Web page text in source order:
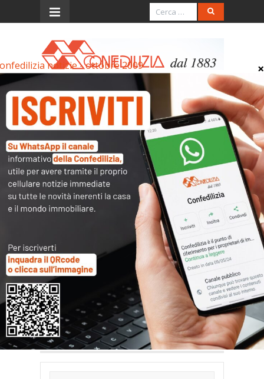
Menu
Confedilizia notizie –
ottobre 2009
Confedilizia notizie - ottobre 2009
Articoli collegati
Archivi
Categorie
notizie - ottobre 2009